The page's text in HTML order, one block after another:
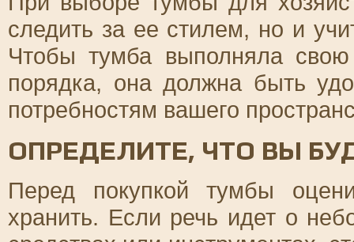
следить за ее стилем, но и
Чтобы тумба выполняла
порядка, она должна быть
потребностям вашего
ОПРЕДЕЛИТЕ, ЧТО ВЫ
Перед покупкой тумбы
хранить. Если речь идет о